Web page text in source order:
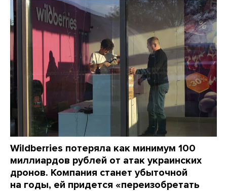
Wildberries потеряла как минимум 100
миллиардов рублей от атак украинских
дронов. Компания станет убыточной
на годы, ей придется «переизобретать